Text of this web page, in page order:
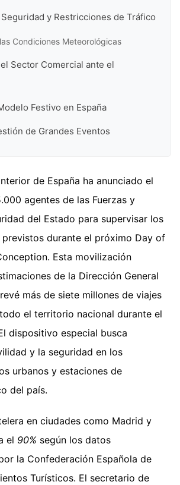
y Restricciones de Tráfico
Condiciones Meteorológicas
Sector Comercial ante el
Festivo en España
de Grandes Eventos
de España ha anunciado el
agentes de las Fuerzas y
del Estado para supervisar los
durante el próximo Day of
Esta movilización
de la Dirección General
más de siete millones de viajes
el territorio nacional durante el
dispositivo especial busca
y la seguridad en los
urbanos y estaciones de
del país.
en ciudades como Madrid y
el 90% según los datos
la Confederación Española de
Turísticos. El secretario de